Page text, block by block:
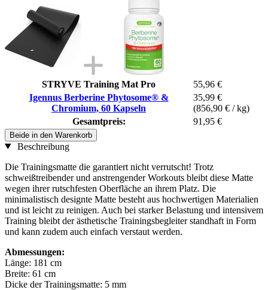
STRYVE Training Mat Pro
55,96 €
Igennus Berberine Phytosome® &
Chromium, 60 Kapseln
35,99 €
(856,90 € / kg)
Gesamtpreis:
91,95 €
Beide in den Warenkorb
Beschreibung
Die Trainingsmatte die garantiert nicht verrutscht! Trotz
schweißtreibender und anstrengender Workouts bleibt diese Matte
wegen ihrer rutschfesten Oberfläche an ihrem Platz. Die
minimalistisch designte Matte besteht aus hochwertigen Materialien
und ist leicht zu reinigen. Auch bei starker Belastung und intensivem
Training bleibt der ästhetische Trainingsbegleiter standhaft in Form
und kann zudem auch einfach verstaut werden.
Abmessungen:
Länge: 181 cm
Breite: 61 cm
Dicke der Trainingsmatte: 5 mm